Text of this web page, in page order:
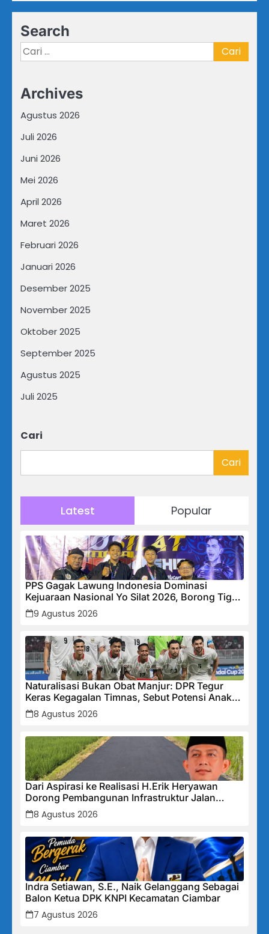
Search
Cari
untuk:
Archives
Agustus 2026
Juli 2026
Juni 2026
Mei 2026
April 2026
Maret 2026
Februari 2026
Januari 2026
Desember 2025
November 2025
Oktober 2025
September 2025
Agustus 2025
Juli 2025
Cari
Cari
Latest Popular
PPS Gagak Lawung Indonesia Dominasi
Kejuaraan Nasional Yo Silat 2026, Borong Tiga
Medali Emas
9 Agustus 2026
Naturalisasi Bukan Obat Manjur: DPR Tegur
Keras Kegagalan Timnas, Sebut Potensi Anak
Bangsa Terabaikan Demi “Jalan Pintas”
8 Agustus 2026
Dari Aspirasi ke Realisasi H.Erik Heryawan
Dorong Pembangunan Infrastruktur Jalan
Cikalong Bunder
8 Agustus 2026
Indra Setiawan, S.E., Naik Gelanggang Sebagai
Balon Ketua DPK KNPI Kecamatan Ciambar
7 Agustus 2026